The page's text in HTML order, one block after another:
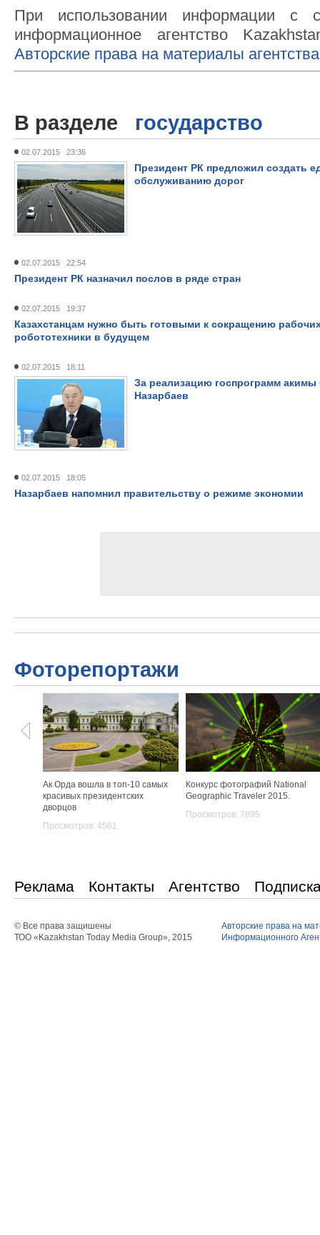
При использовании информации с
информационное агентство
Авторские права на материалы
В разделе государство
02.07.2015 23:36
Президент РК предложил создать
обслуживанию дорог
02.07.2015 22:54
Президент РК назначил послов в ряде стран
02.07.2015 19:37
Казахстанцам нужно быть готовыми к сокращению
робототехники в будущем
02.07.2015 18:11
За реализацию госпрограмм акимы
Назарбаев
02.07.2015 18:05
Назарбаев напомнил правительству о режиме экономии
Фоторепортажи
Ак Орда вошла в топ-10 самых
красивых президентских
дворцов
Просмотров: 4581
Конкурс фотографий National
Geographic Traveler 2015.
Просмотров: 7895
Реклама Контакты Агентство
© Все права защишены
ТОО «Kazakhstan Today Media Group», 2015
Авторские права на
Информационного